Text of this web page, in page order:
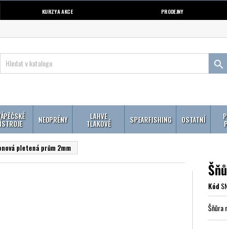
KURZY A AKCE PRODEJNY

NEOPRÉNY LAHVE
TLAKOVÉ SPEARFISHING OSTATNÍ
pletená prům 2mm
Kód
Šňůra